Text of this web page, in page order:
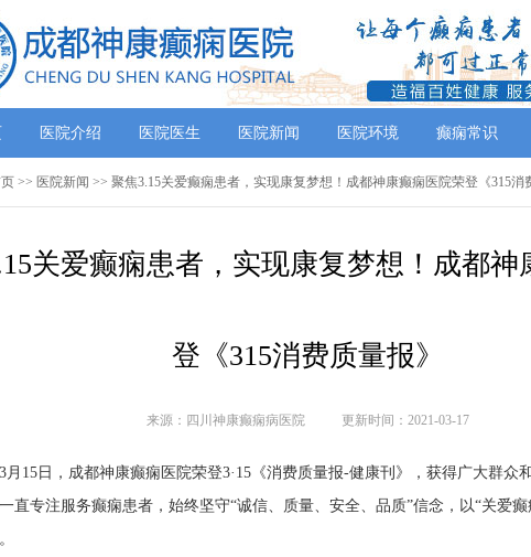
医院介绍 医院医生 医院新闻 医院环境 癫痫常识
>> 医院新闻 >> 聚焦3.15关爱癫痫患者，实现康复梦想！成都神康癫痫医院荣登《315消
关爱癫痫患者，实现康复梦想！成都神
登《315消费质量报》
来源：四川神康癫痫病医院 更新时间：2021-03-17
月15日，成都神康癫痫医院荣登3·15《消费质量报-健康刊》，获得广大群众
直专注服务癫痫患者，始终坚守“诚信、质量、安全、品质”信念，以“关爱